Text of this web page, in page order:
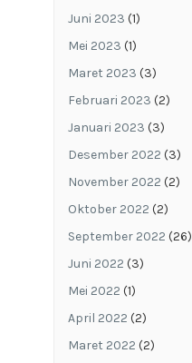
Juni 2023 (1)
Mei 2023 (1)
Maret 2023 (3)
Februari 2023 (2)
Januari 2023 (3)
Desember 2022 (3)
November 2022 (2)
Oktober 2022 (2)
September 2022 (26)
Juni 2022 (3)
Mei 2022 (1)
April 2022 (2)
Maret 2022 (2)